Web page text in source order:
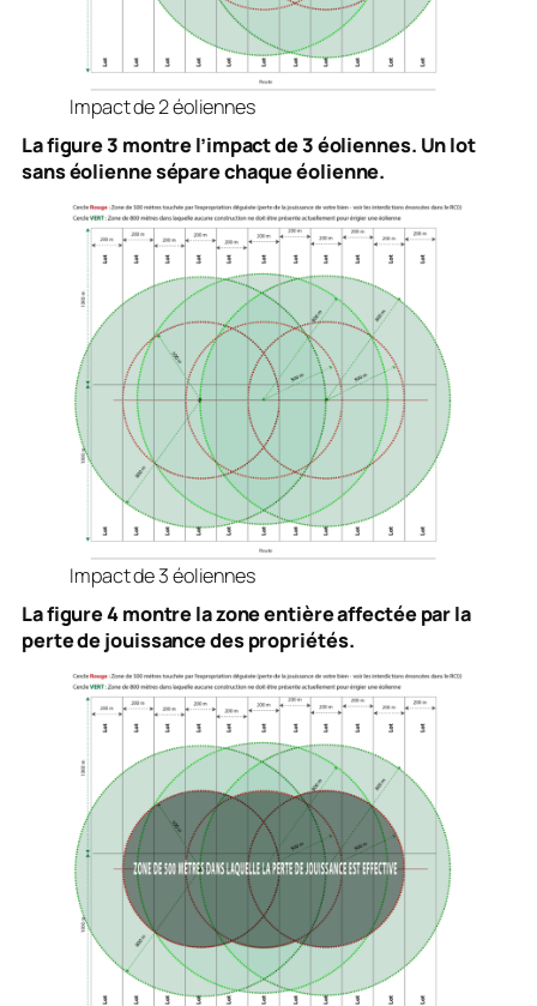
Impact de 2 éoliennes
La figure 3 montre l’impact de 3 éoliennes. Un lot
sans éolienne sépare chaque éolienne.
Impact de 3 éoliennes
La figure 4 montre la zone entière affectée par la
perte de jouissance des propriétés.